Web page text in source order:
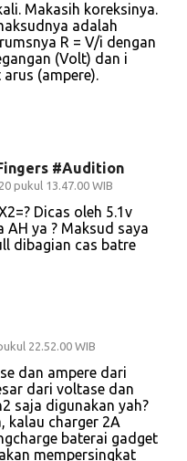
Makasih koreksinya.
adalah
R = V/i dengan
(Volt) dan i
(ampere).
#Audition
pukul 13.47.00 WIB
Dicas oleh 5.1v
AH ya ? Maksud saya
dibagian cas batre
22.52.00 WIB
dan ampere dari
dari voltase dan
saja digunakan yah?
kalau charger 2A
baterai gadget
mempersingkat